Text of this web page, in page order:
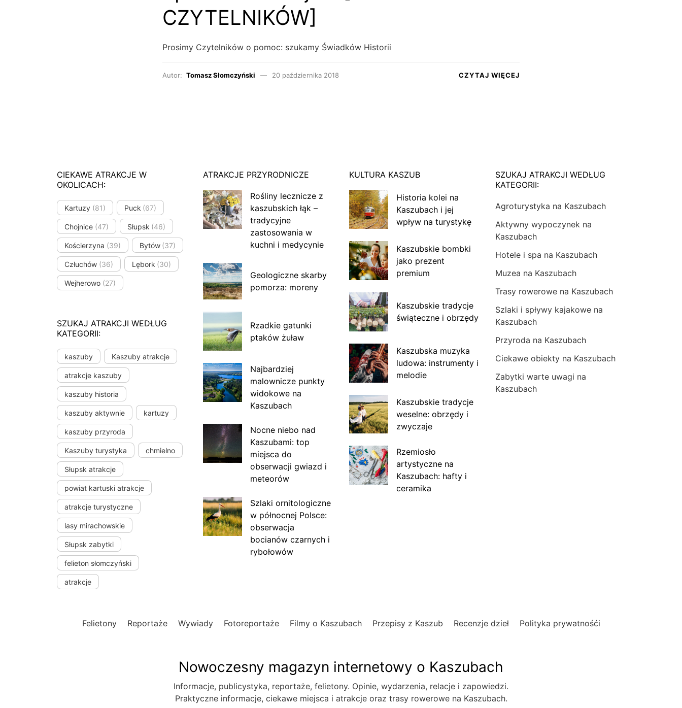
CZYTELNIKÓW]
Prosimy Czytelników o pomoc: szukamy Świadków Historii
Autor: Tomasz Słomczyński 20 października 2018 CZYTAJ WIĘCEJ
CIEKAWE ATRAKCJE W
OKOLICACH:
Kartuzy (81) Puck (67)
Chojnice (47) Słupsk (46)
Kościerzyna (39) Bytów (37)
Człuchów (36) Lębork (30)
Wejherowo (27)
SZUKAJ ATRAKCJI WEDŁUG
KATEGORII:
kaszuby Kaszuby atrakcje
atrakcje kaszuby
kaszuby historia
kaszuby aktywnie kartuzy
kaszuby przyroda
Kaszuby turystyka chmielno
Słupsk atrakcje
powiat kartuski atrakcje
atrakcje turystyczne
lasy mirachowskie
Słupsk zabytki
felieton słomczyński
atrakcje
ATRAKCJE PRZYRODNICZE
Rośliny lecznicze z
kaszubskich łąk –
tradycyjne
zastosowania w
kuchni i medycynie
Geologiczne skarby
pomorza: moreny
Rzadkie gatunki
ptaków żuław
Najbardziej
malownicze punkty
widokowe na
Kaszubach
Nocne niebo nad
Kaszubami: top
miejsca do
obserwacji gwiazd i
meteorów
Szlaki ornitologiczne
w północnej Polsce:
obserwacja
bocianów czarnych i
rybołowów
KULTURA KASZUB
Historia kolei na
Kaszubach i jej
wpływ na turystykę
Kaszubskie bombki
jako prezent
premium
Kaszubskie tradycje
świąteczne i obrzędy
Kaszubska muzyka
ludowa: instrumenty i
melodie
Kaszubskie tradycje
weselne: obrzędy i
zwyczaje
Rzemiosło
artystyczne na
Kaszubach: hafty i
ceramika
SZUKAJ ATRAKCJI WEDŁUG
KATEGORII:
Agroturystyka na Kaszubach
Aktywny wypoczynek na
Kaszubach
Hotele i spa na Kaszubach
Muzea na Kaszubach
Trasy rowerowe na Kaszubach
Szlaki i spływy kajakowe na
Kaszubach
Przyroda na Kaszubach
Ciekawe obiekty na Kaszubach
Zabytki warte uwagi na
Kaszubach
Felietony Reportaże Wywiady Fotoreportaże Filmy o Kaszubach Przepisy z Kaszub Recenzje dzieł Polityka prywatnośći
Nowoczesny magazyn internetowy o Kaszubach
Informacje, publicystyka, reportaże, felietony. Opinie, wydarzenia, relacje i zapowiedzi.
Praktyczne informacje, ciekawe miejsca i atrakcje oraz trasy rowerowe na Kaszubach.